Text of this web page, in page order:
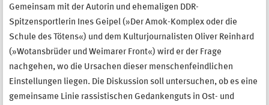
Gemeinsam mit der Autorin und ehemaligen DDR-
Spitzensportlerin Ines Geipel (»Der Amok-Komplex oder die
Schule des Tötens«) und dem Kulturjournalisten Oliver Reinhard
(»Wotansbrüder und Weimarer Front«) wird er der Frage
nachgehen, wo die Ursachen dieser menschenfeindlichen
Einstellungen liegen. Die Diskussion soll untersuchen, ob es eine
gemeinsame Linie rassistischen Gedankenguts in Ost- und